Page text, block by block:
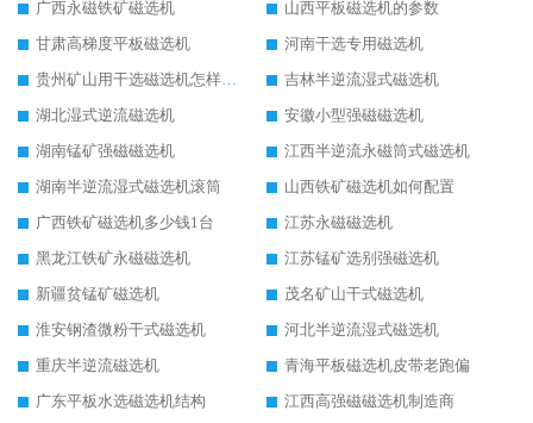
广西永磁铁矿磁选机
山西平板磁选机的参数
甘肃高梯度平板磁选机
河南干选专用磁选机
贵州矿山用干选磁选机怎样调磁
吉林半逆流湿式磁选机
湖北湿式逆流磁选机
安徽小型强磁磁选机
湖南锰矿强磁磁选机
江西半逆流永磁筒式磁选机
湖南半逆流湿式磁选机滚筒
山西铁矿磁选机如何配置
广西铁矿磁选机多少钱1台
江苏永磁磁选机
黑龙江铁矿永磁磁选机
江苏锰矿选别强磁选机
新疆贫锰矿磁选机
茂名矿山干式磁选机
淮安钢渣微粉干式磁选机
河北半逆流湿式磁选机
重庆半逆流磁选机
青海平板磁选机皮带老跑偏
广东平板水选磁选机结构
江西高强磁磁选机制造商